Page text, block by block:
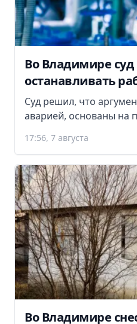
Во Владимире суд
останавливать
Суд решил, что
аварией, основаны на
17:56, 7 августа
Во Владимире